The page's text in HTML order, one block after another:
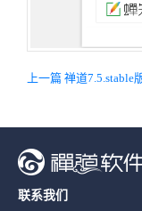
联系我们